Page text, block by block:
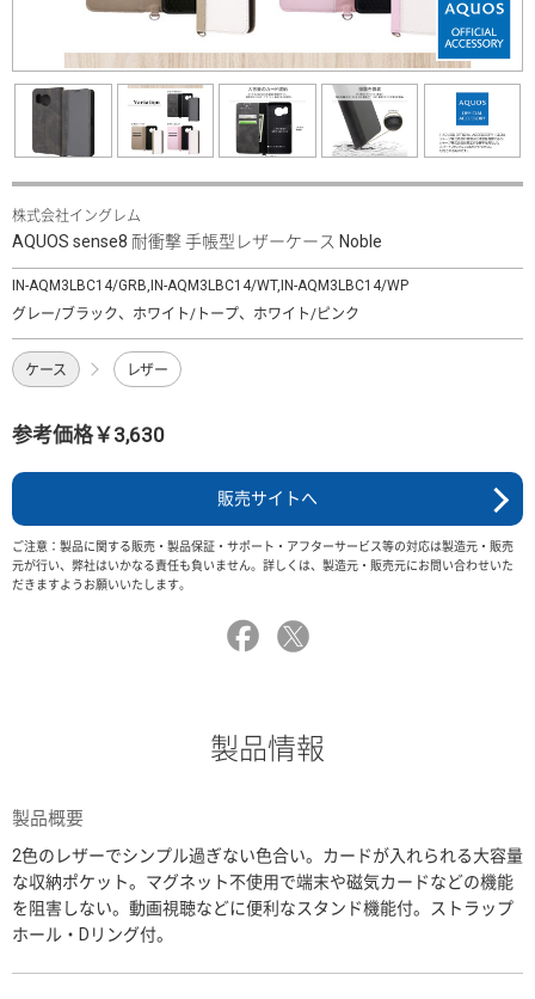
株式会社イングレム
AQUOS sense8 耐衝撃 手帳型レザーケース Noble
IN-AQM3LBC14/GRB,IN-AQM3LBC14/WT,IN-AQM3LBC14/WP
グレー/ブラック、ホワイト/トープ、ホワイト/ピンク
ケース レザー
参考価格￥3,630
販売サイトへ
ご注意：製品に関する販売・製品保証・サポート・アフターサービス等の対応は製造元・販売
元が行い、弊社はいかなる責任も負いません。詳しくは、製造元・販売元にお問い合わせいた
だきますようお願いいたします。
製品情報
製品概要
2色のレザーでシンプル過ぎない色合い。カードが入れられる大容量
な収納ポケット。マグネット不使用で端末や磁気カードなどの機能
を阻害しない。動画視聴などに便利なスタンド機能付。ストラップ
ホール・Dリング付。